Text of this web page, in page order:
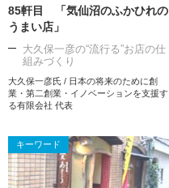
85軒目 「気仙沼のふかひれの
うまい店」
大久保一彦の“流行る”お店の仕
組みづくり
大久保一彦氏 / 日本の将来のために創
業・第二創業・イノベーションを支援す
る有限会社 代表
キーワード